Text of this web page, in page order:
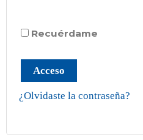
Recuérdame
Acceso
¿Olvidaste la contraseña?